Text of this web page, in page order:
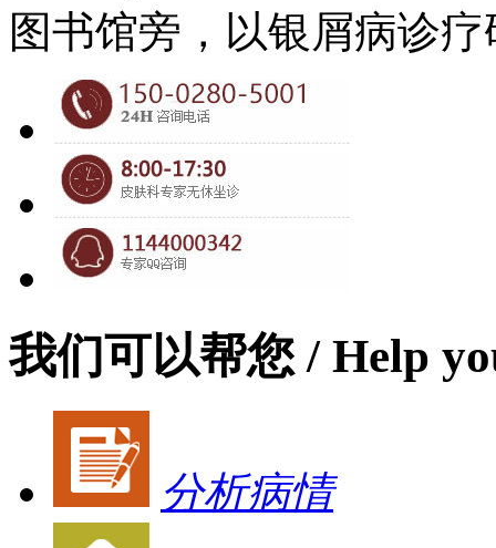
图书馆旁，以银屑病诊
我们可以帮您 / Help
分析病情